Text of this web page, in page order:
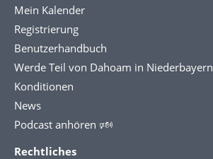
Mein Kalender
Registrierung
Benutzerhandbuch
Werde Teil von Dahoam in Niederbayern
Konditionen
News
Podcast anhören 🕬
Rechtliches